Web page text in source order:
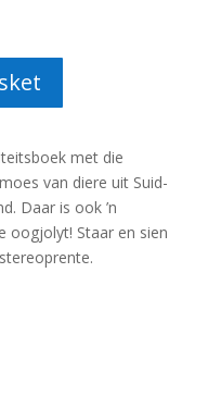
met die
van diere uit Suid-
Daar is ook ’n
oogjolyt! Staar en sien